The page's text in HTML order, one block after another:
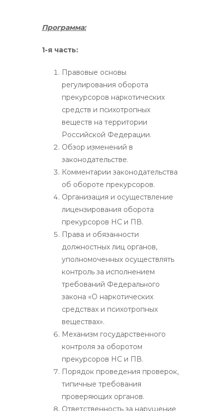
Программа:
1-я часть:
Правовые основы
регулирования оборота
прекурсоров наркотических
средств и психотропных
веществ на территории
Российской Федерации.
Обзор изменений в
законодательстве.
Комментарии законодательства
об обороте прекурсоров.
Организация и осуществление
лицензирования оборота
прекурсоров НС и ПВ.
Права и обязанности
должностных лиц органов,
уполномоченных осуществлять
контроль за исполнением
требований Федерального
закона «О наркотических
средствах и психотропных
веществах».
Механизм государственного
контроля за оборотом
прекурсоров НС и ПВ.
Порядок проведения проверок,
типичные требования
проверяющих органов.
Ответственность за нарушение